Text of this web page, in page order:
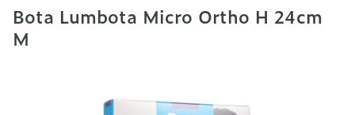
Bota Lumbota Micro Ortho H 24cm
M